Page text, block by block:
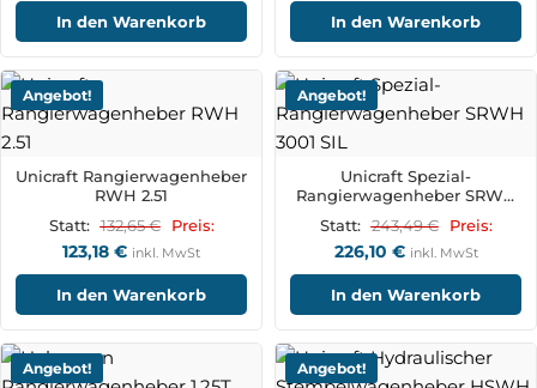
In den Warenkorb In den Warenkorb
Angebot!
Unicraft Rangierwagenheber
RWH 2.51
Statt: 132,65€ Preis:
123,18 € inkl. MwSt
In den Warenkorb
Angebot!
Unicraft Spezial-
Rangierwagenheber SRWH
Statt: 243,49€ Preis:
226,10 € inkl. MwSt
In den Warenkorb
Angebot! Angebot!